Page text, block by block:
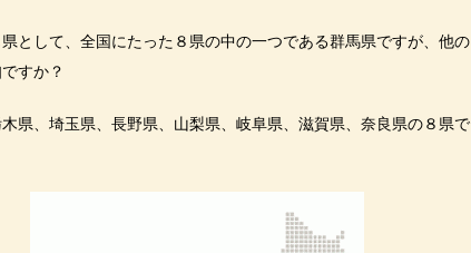
として、全国にたった８県の中の一つである群馬県ですが、他の
すか？
県、埼玉県、長野県、山梨県、岐阜県、滋賀県、奈良県の８県で